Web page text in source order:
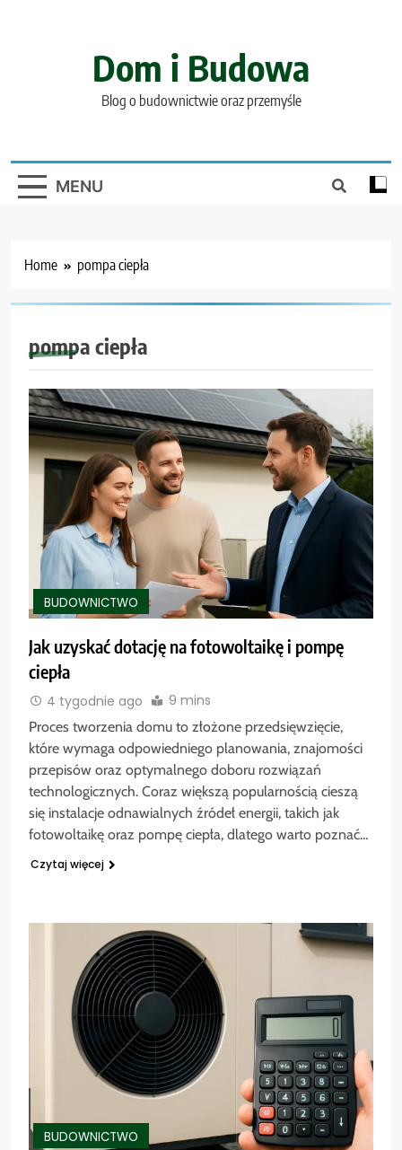
Dom i Budowa
Blog o budownictwie oraz przemyśle
MENU
Home pompa ciepła
pompa ciepła
BUDOWNICTWO
Jak uzyskać dotację na fotowoltaikę i pompę
ciepła
4 tygodnie ago 9 mins
Proces tworzenia domu to złożone przedsięwzięcie,
które wymaga odpowiedniego planowania, znajomości
przepisów oraz optymalnego doboru rozwiązań
technologicznych. Coraz większą popularnością cieszą
się instalacje odnawialnych źródeł energii, takich jak
fotowoltaikę oraz pompę ciepła, dlatego warto poznać…
Czytaj więcej
BUDOWNICTWO